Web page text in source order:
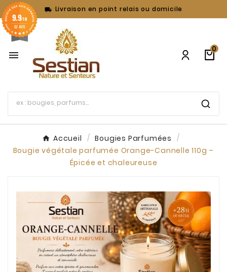
 Livraison en point relais ou domicile

0
Accueil
Bougies Parfumées
Bougie végétale parfumée Orange-Cannelle 110g –
Épicée et chaleureuse
9.9/10
62 AVIS